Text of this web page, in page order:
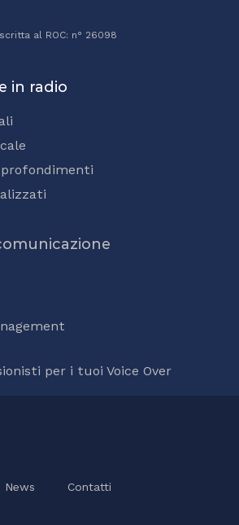
al ROC: n° 26098
in radio
per i tuoi Voice Over
News Contatti